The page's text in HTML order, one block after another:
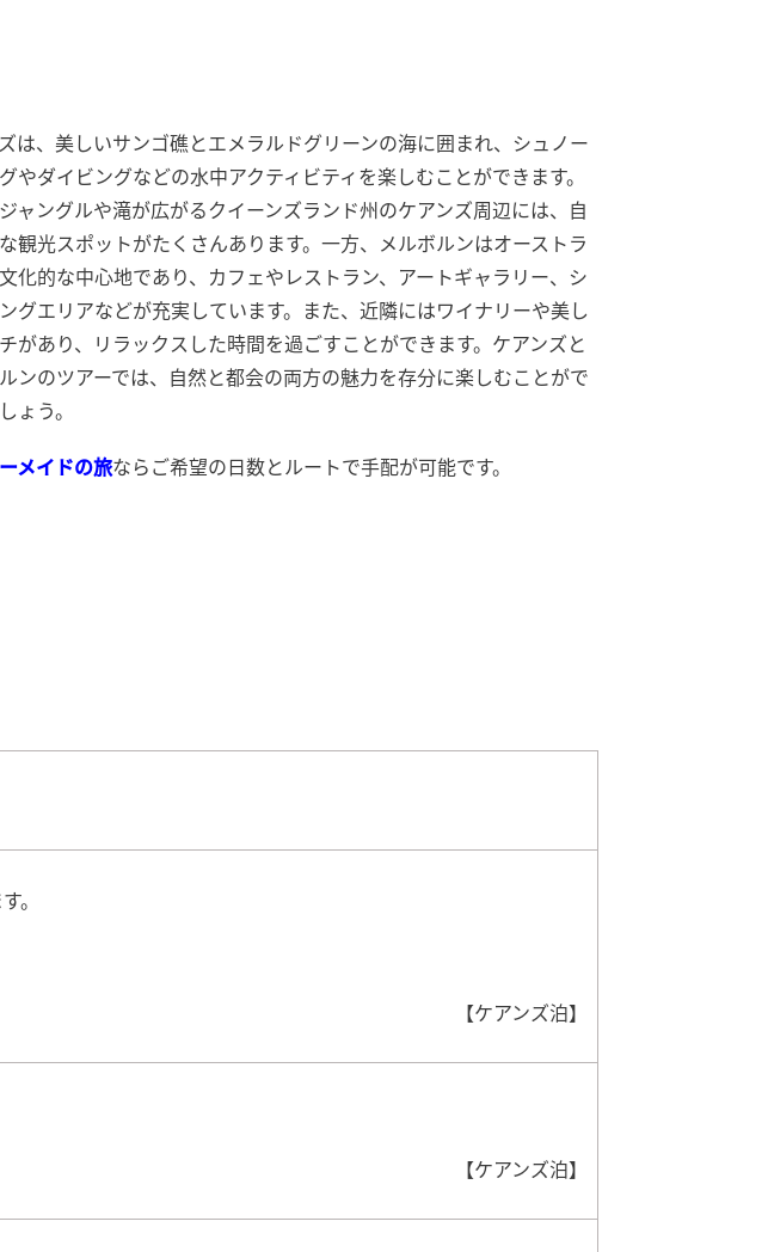
は、美しいサンゴ礁とエメラルドグリーンの海に囲まれ、シュノー
やダイビングなどの水中アクティビティを楽しむことができます。
ャングルや滝が広がるクイーンズランド州のケアンズ周辺には、自
観光スポットがたくさんあります。一方、メルボルンはオーストラ
化的な中心地であり、カフェやレストラン、アートギャラリー、シ
グエリアなどが充実しています。また、近隣にはワイナリーや美し
があり、リラックスした時間を過ごすことができます。ケアンズと
ンのツアーでは、自然と都会の両方の魅力を存分に楽しむことがで
ょう。
メイドの旅ならご希望の日数とルートで手配が可能です。
。
【ケアンズ泊】
【ケアンズ泊】